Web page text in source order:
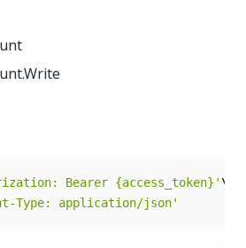
Bearer {access_token}'
Type: application/json'